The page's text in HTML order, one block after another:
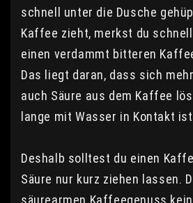
schnell unter die Dusche
Kaffee zieht, merkst du
einen verdammt bitteren
Das liegt daran, dass sich
auch Säure aus dem Kaffee
lange mit Wasser in Kontakt
Deshalb solltest du einen
Säure nur kurz ziehen lassen.
säurearmen Kaffeegenuss